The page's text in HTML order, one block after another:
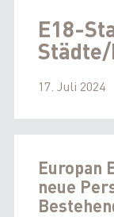
E18-
17. Juli 2024
Europan
neue